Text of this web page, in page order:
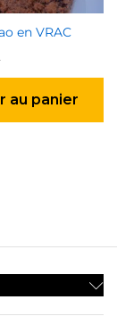
en VRAC
au panier